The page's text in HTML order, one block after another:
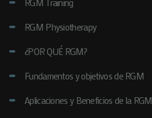
RGM Training
RGM Physiotherapy
¿POR QUÉ RGM?
Fundamentos y objetivos de RGM
Aplicaciones y Beneficios de la RGM